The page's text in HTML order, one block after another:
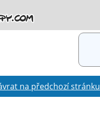
na předchozí stránku